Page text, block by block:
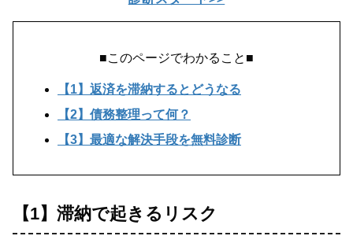
■このページでわかること■
【1】返済を滞納するとどうなる
【2】債務整理って何？
【3】最適な解決手段を無料診断
【1】滞納で起きるリスク